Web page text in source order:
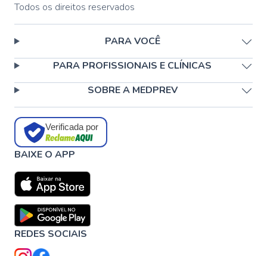
Todos os direitos reservados
PARA VOCÊ
PARA PROFISSIONAIS E CLÍNICAS
SOBRE A MEDPREV
Verificada por
BAIXE O APP
REDES SOCIAIS